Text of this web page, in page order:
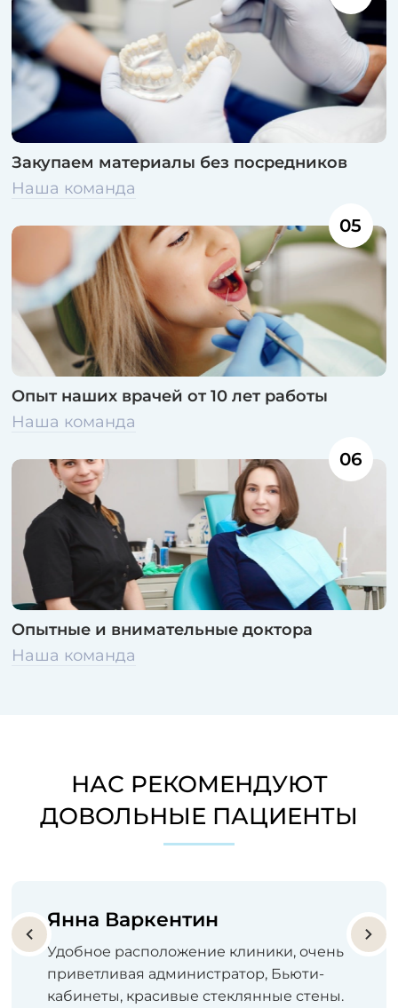
Закупаем материалы без посредников
Наша команда
05
Опыт наших врачей от 10 лет работы
Наша команда
06
Опытные и внимательные доктора
Наша команда
НАС РЕКОМЕНДУЮТ
ДОВОЛЬНЫЕ ПАЦИЕНТЫ
Янна Варкентин
Удобное расположение клиники, очень
приветливая администратор, Бьюти-
кабинеты, красивые стеклянные стены.